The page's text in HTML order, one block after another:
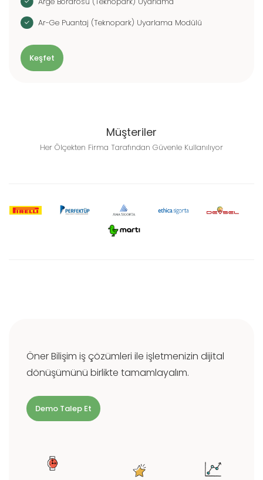
Ar-Ge Puantaj (Teknopark) Uyarlama Modülü
Keşfet
Müşteriler
Her Ölçekten Firma Tarafından Güvenle Kullanılıyor
Öner Bilişim iş çözümleri ile işletmenizin dijital
dönüşümünü birlikte tamamlayalım.
Demo Talep Et